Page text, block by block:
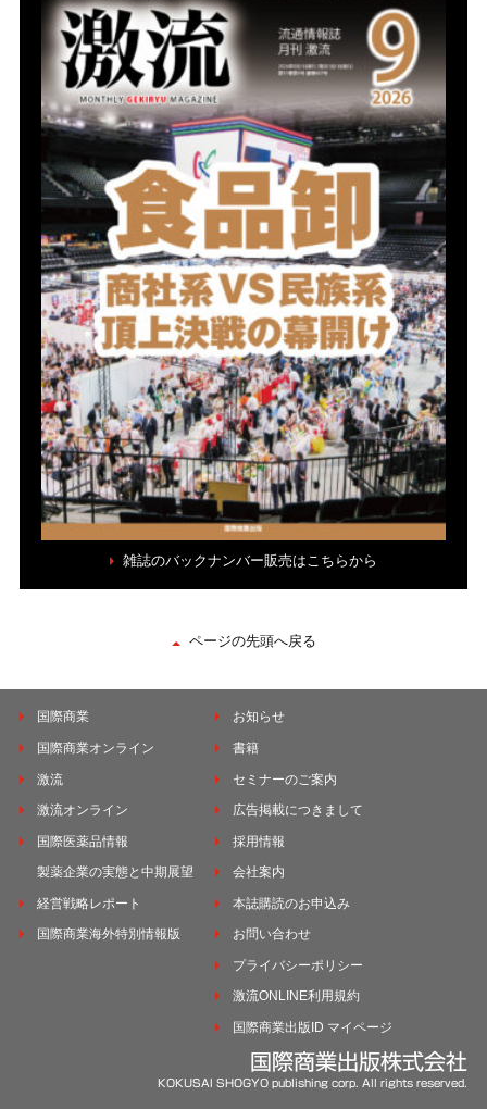
雑誌のバックナンバー販売はこちらから
ページの先頭へ戻る
国際商業
国際商業オンライン
激流
激流オンライン
国際医薬品情報
製薬企業の実態と中期展望
経営戦略レポート
国際商業海外特別情報版
お知らせ
書籍
セミナーのご案内
広告掲載につきまして
採用情報
会社案内
本誌購読のお申込み
お問い合わせ
プライバシーポリシー
激流ONLINE利用規約
国際商業出版ID マイページ